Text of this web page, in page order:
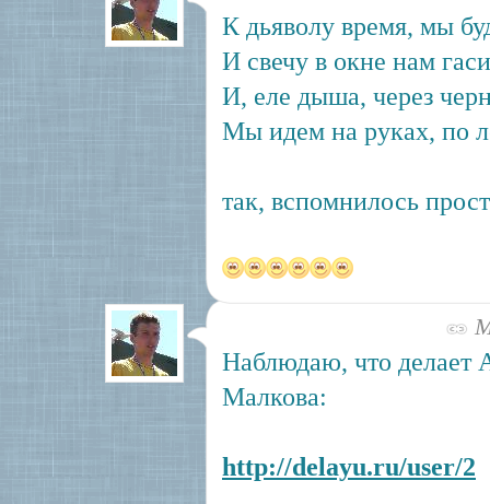
К дьяволу время, мы
И свечу в окне нам
И, еле дыша, через
Мы идем на руках, по
так, вспомнилось
Наблюдаю, что делает
Малкова:
http://delayu.ru/user/2